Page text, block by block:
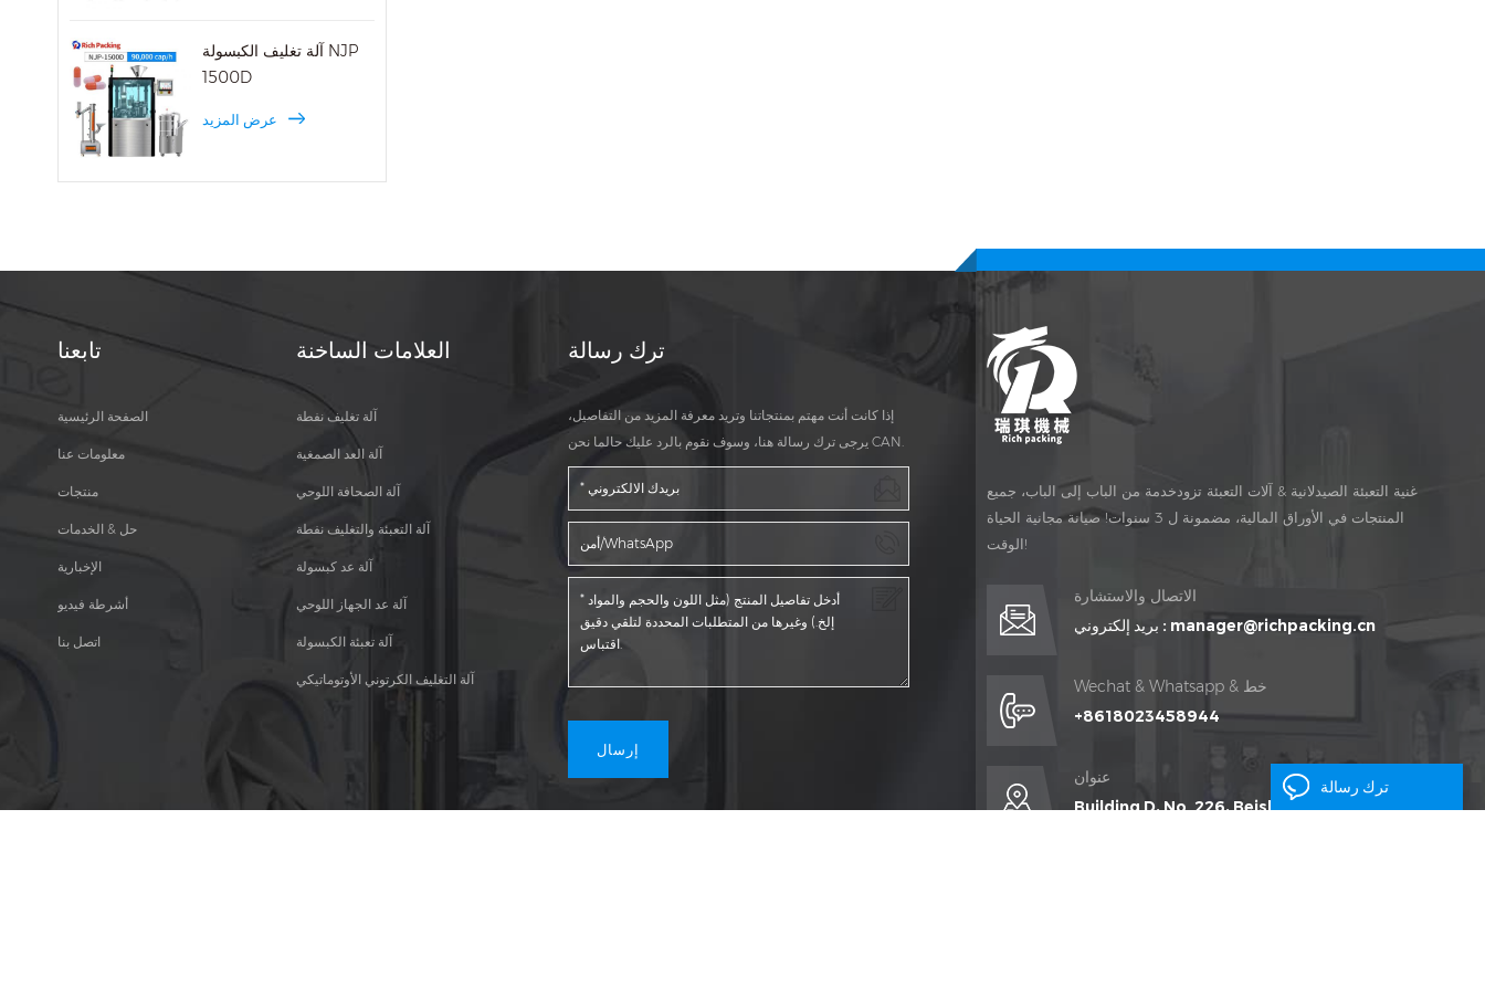
آلة تغليف الكبسولة NJP
1500D
عرض المزيد
غنية التعبئة الصيدلانية & آلات التعبئة تزودخدمة من الباب إلى الباب، جميع
المنتجات في الأوراق المالية، مضمونة ل 3 سنوات! صيانة مجانية الحياة
الوقت!
الاتصال والاستشارة
بريد إلكتروني : manager@richpacking.cn
Wechat & Whatsapp & خط
+8618023458944
عنوان
Building D, No. 226, Beishan Qiaotou Street,
تابعنا
الصفحة الرئيسية
معلومات عنا
منتجات
حل & الخدمات
الإخبارية
أشرطة فيديو
اتصل بنا
العلامات الساخنة
آلة تغليف نفطة
آلة العد الصمغية
آلة الصحافة اللوحي
آلة التعبئة والتغليف نفطة
آلة عد كبسولة
آلة عد الجهاز اللوحي
آلة تعبئة الكبسولة
آلة التغليف الكرتوني الأوتوماتيكي
ترك رسالة
إذا كانت أنت مهتم بمنتجاتنا وتريد معرفة المزيد من التفاصيل،
يرجى ترك رسالة هنا، وسوف نقوم بالرد عليك حالما نحن CAN.
ترك رسالة